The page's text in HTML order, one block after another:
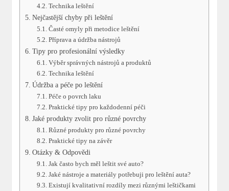
Technika leštění
Nejčastější chyby při leštění
Časté omyly při metodice leštění
Příprava a údržba nástrojů
Tipy pro profesionální výsledky
Výběr správných nástrojů a produktů
Technika leštění
Údržba a péče po leštění
Péče o povrch laku
Praktické tipy pro každodenní péči
Jaké produkty zvolit pro různé povrchy
Různé produkty pro různé povrchy
Praktické tipy na závěr
Otázky & Odpovědi
Jak často bych měl leštit své auto?
Jaké nástroje a materiály potřebuji pro leštění auta?
Existují kvalitativní rozdíly mezi různými leštičkami